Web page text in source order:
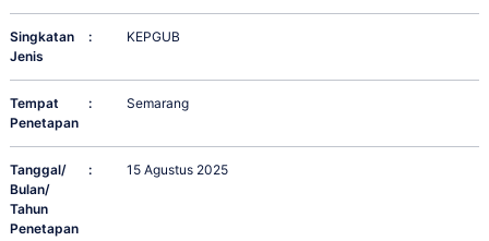
Singkatan
Jenis
: KEPGUB
Tempat
Penetapan
: Semarang
Tanggal/
Bulan/
Tahun
Penetapan
: 15 Agustus 2025